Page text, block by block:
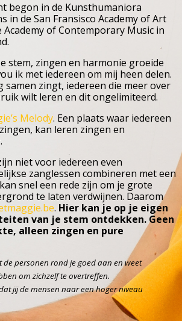
begon in de Kunsthumaniora
in de San Fransisco Academy of Art
of Contemporary Music in
stem, zingen en harmonie groeide
ik met iedereen om mij heen delen.
samen zingt, iedereen die meer over
wilt leren en dit ongelimiteerd.
Melody. Een plaats waar iedereen
kan leren zingen en
niet voor iedereen even
zanglessen combineren met een
snel een rede zijn om je grote
te laten verdwijnen. Daarom
. Hier kan je op je eigen
van je stem ontdekken. Geen
alleen zingen en pure
de personen rond je goed aan en weet
om zichzelf te overtreffen.
jij de mensen naar een hoger niveau